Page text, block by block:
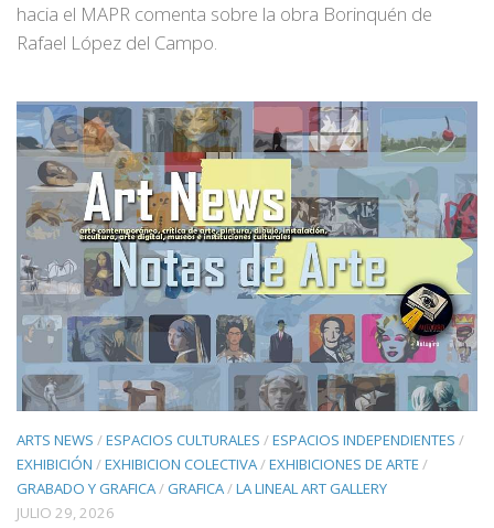
hacia el MAPR comenta sobre la obra Borinquén de
Rafael López del Campo.
ARTS NEWS /ESPACIOS CULTURALES /ESPACIOS INDEPENDIENTES /
EXHIBICIÓN /EXHIBICION COLECTIVA/EXHIBICIONES DE ARTE /
GRABADO Y GRAFICA/ GRAFICA/LA LINEAL ART GALLERY
JULIO 29, 2026